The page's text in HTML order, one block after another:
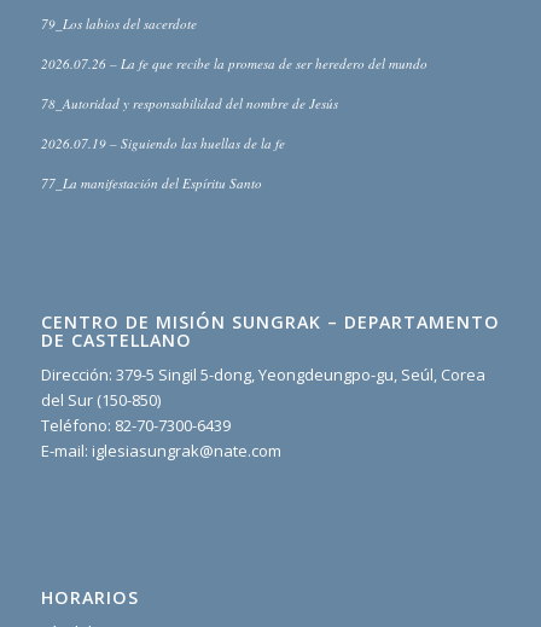
79_Los labios del sacerdote
2026.07.26 – La fe que recibe la promesa de ser heredero del mundo
78_Autoridad y responsabilidad del nombre de Jesús
2026.07.19 – Siguiendo las huellas de la fe
77_La manifestación del Espíritu Santo
CENTRO DE MISIÓN SUNGRAK – DEPARTAMENTO
DE CASTELLANO
Dirección: 379-5 Singil 5-dong, Yeongdeungpo-gu, Seúl, Corea
del Sur (150-850)
Teléfono: 82-70-7300-6439
E-mail: iglesiasungrak@nate.com
HORARIOS